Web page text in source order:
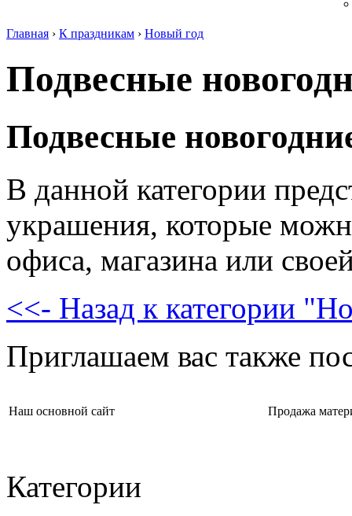
Главная › К праздникам › Новый год
Подвесные
Подвесные
В данной категории
украшения, которые
офиса, магазина или
<<- Назад к категории
Приглашаем вас также
Наш основной сайт Продажа
Категории